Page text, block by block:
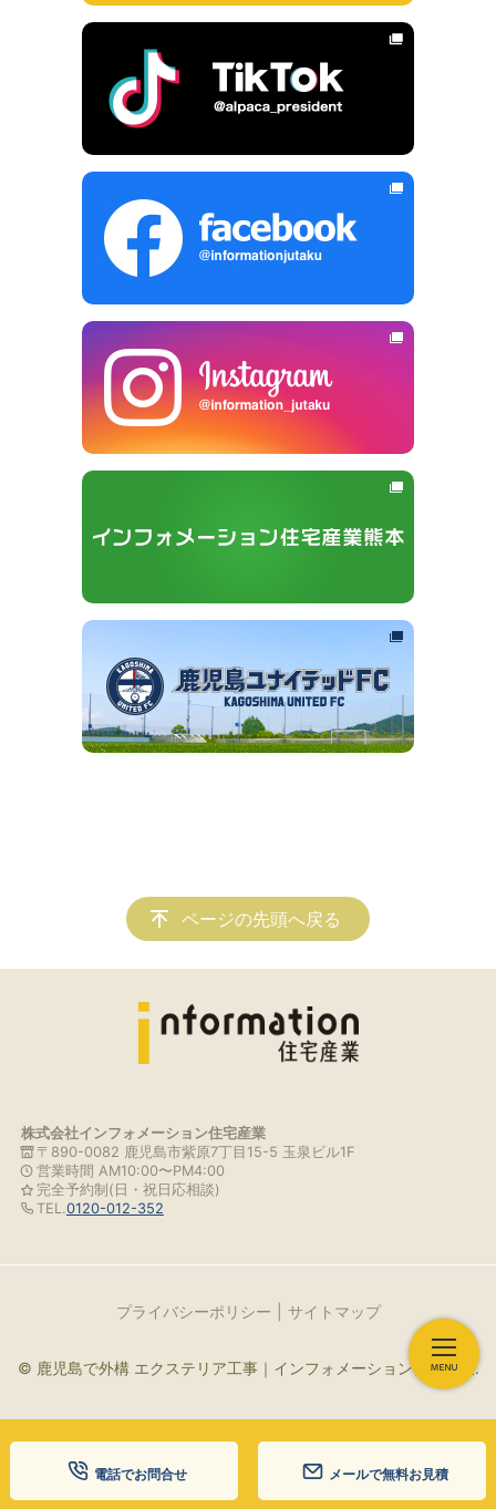
電話でお問合せ メールで無料お見積
ページの先頭へ戻る
株式会社インフォメーション住宅産業
〒890-0082 鹿児島市紫原7丁目15-5 玉泉ビル1F
営業時間 AM10:00〜PM4:00
完全予約制(日・祝日応相談)
TEL.0120-012-352
プライバシーポリシー サイトマップ
© 鹿児島で外構 エクステリア工事｜インフォメーション住宅産業.